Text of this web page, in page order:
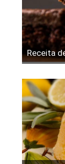
Receita